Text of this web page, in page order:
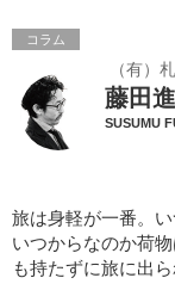
コラム
（有）
藤田進
SUSUMU
旅は身軽が一番。
いつからなのか荷
も持たずに旅に出